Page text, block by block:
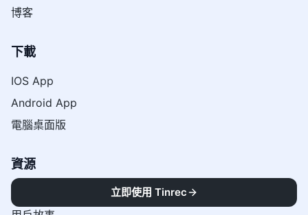
博客
下載
IOS App
Android App
電腦桌面版
資源
立即使用 Tinrec